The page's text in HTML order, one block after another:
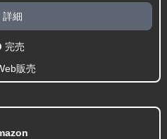
詳細
完売
販売